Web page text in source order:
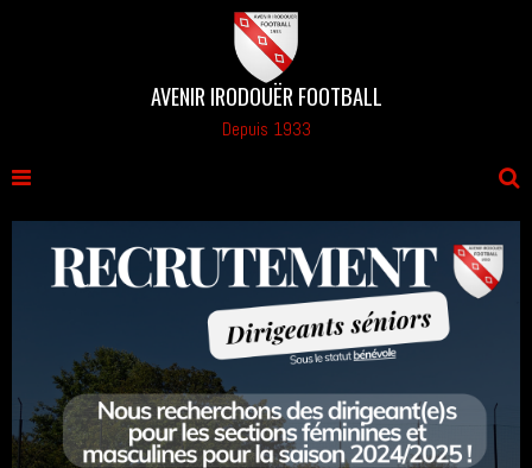
AVENIR IRODOUËR FOOTBALL
Depuis 1933